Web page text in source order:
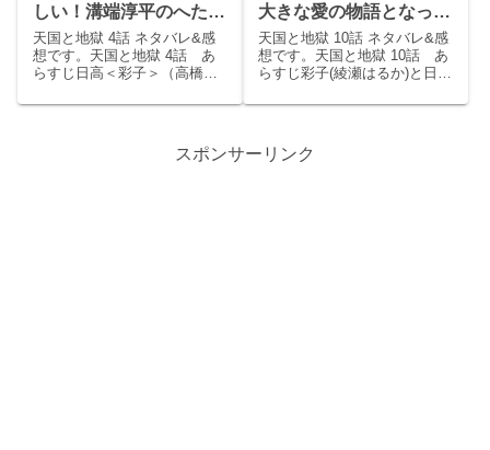
しい！溝端淳平のへたれ
っぷりも可愛い。
天国と地獄 4話 ネタバレ&感
想です。天国と地獄 4話 あ
らすじ日高＜彩子＞（高橋一
河原（北村一輝）に事情聴取
されるが、帰りに日高＜彩子
＞（高橋一生）が彩子＜日高
大きな愛の物語となった
最終回！陸の身の引き方
が切なすぎるよ( ；∀；)
天国と地獄 10話 ネタバレ&感
想です。天国と地獄 10話 あ
らすじ彩子(綾瀬はるか)と日高
彩子は八巻(溝端淳平)と日高と
れる。日高は連続殺人事件は
全て自分が単独でやったと供
スポンサーリンク